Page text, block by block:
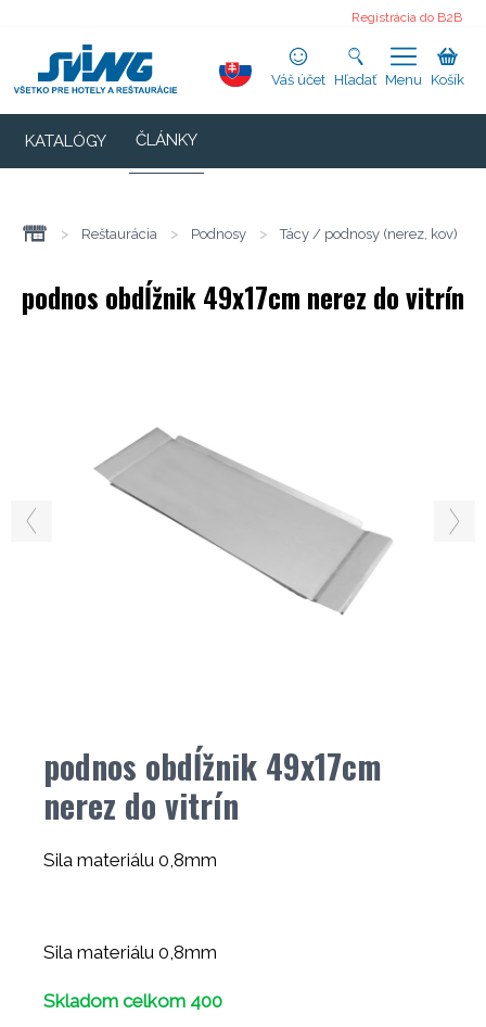
Registrácia do B2B
Váš účet Hľadať Menu Košík
KATALÓGY ČLÁNKY
> Reštaurácia > Podnosy > Tácy / podnosy (nerez, kov)
podnos obdĺžnik 49x17cm nerez do vitrín
podnos obdĺžnik 49x17cm
nerez do vitrín
Sila materiálu 0,8mm
Sila materiálu 0,8mm
Skladom celkom 400